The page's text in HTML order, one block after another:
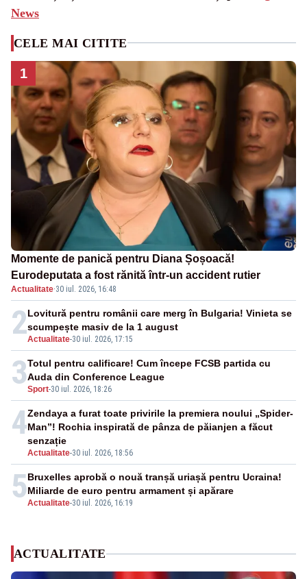
News
CELE MAI CITITE
1
Momente de panică pentru Diana Șoșoacă!
Eurodeputata a fost rănită într-un accident rutier
Actualitate·30 iul. 2026, 16:48
2Actualitate-30 iul. 2026, 17:15
Lovitură pentru românii care merg în Bulgaria! Vinieta se
scumpește masiv de la 1 august
3Sport-30 iul. 2026, 18:26
Totul pentru calificare! Cum începe FCSB partida cu
Auda din Conference League
4
Actualitate-30 iul. 2026, 18:56
Zendaya a furat toate privirile la premiera noului „Spider-
Man”! Rochia inspirată de pânza de păianjen a făcut
senzație
5Actualitate-30 iul. 2026, 16:19
Bruxelles aprobă o nouă tranșă uriașă pentru Ucraina!
Miliarde de euro pentru armament și apărare
ACTUALITATE